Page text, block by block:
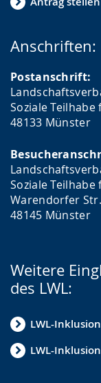
Anschriften:
Postanschrift:
Soziale
48133 Münster
Soziale
Warendorfer
48145 Münster
Weitere
des LWL:
LWL-
LWL-